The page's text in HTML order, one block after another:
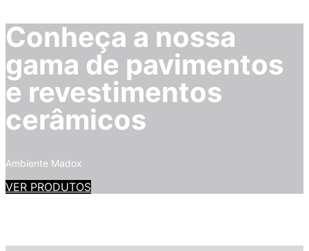
Conheça a nossa
gama de pavimentos
e revestimentos
cerâmicos
Ambiente Madox
VER PRODUTOS